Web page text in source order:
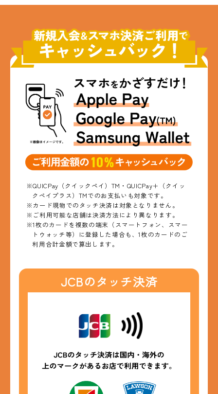
※QUICPay（クイックペイ）TM・QUICPay＋（クイッ
クペイプラス）TMでのお支払いも対象です。
※カード現物でのタッチ決済は対象となりません。
※ご利用可能な店舗は決済方法により異なります。
※1枚のカードを複数の端末（スマートフォン、スマー
トウォッチ等）に登録した場合も、1枚のカードのご
利用合計金額で算出します。
JCBのタッチ決済